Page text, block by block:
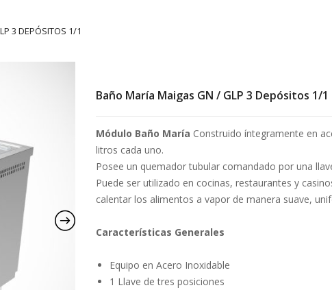
3 DEPÓSITOS 1/1
Baño María Maigas GN / GLP 3 Depósitos 1/1
Módulo Baño María Construido íntegramente en
litros cada uno.
Posee un quemador tubular comandado por una
Puede ser utilizado en cocinas, restaurantes y
calentar los alimentos a vapor de manera suave,
Características Generales
Equipo en Acero Inoxidable
1 Llave de tres posiciones